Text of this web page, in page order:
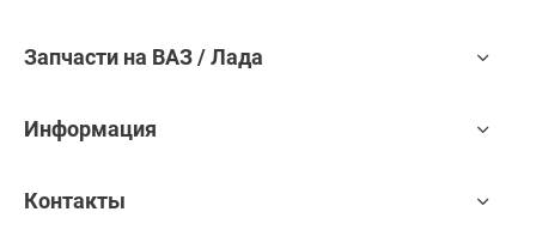
Запчасти на ВАЗ / Лада
Информация
Контакты